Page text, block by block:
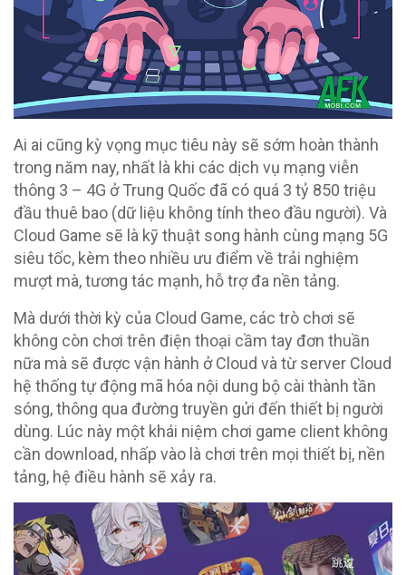
Ai ai cũng kỳ vọng mục tiêu này sẽ sớm hoàn thành
trong năm nay, nhất là khi các dịch vụ mạng viễn
thông 3 – 4G ở Trung Quốc đã có quá 3 tỷ 850 triệu
đầu thuê bao (dữ liệu không tính theo đầu người). Và
Cloud Game sẽ là kỹ thuật song hành cùng mạng 5G
siêu tốc, kèm theo nhiều ưu điểm về trải nghiệm
mượt mà, tương tác mạnh, hỗ trợ đa nền tảng.
Mà dưới thời kỳ của Cloud Game, các trò chơi sẽ
không còn chơi trên điện thoại cầm tay đơn thuần
nữa mà sẽ được vận hành ở Cloud và từ server Cloud
hệ thống tự động mã hóa nội dung bộ cài thành tần
sóng, thông qua đường truyền gửi đến thiết bị người
dùng. Lúc này một khái niệm chơi game client không
cần download, nhấp vào là chơi trên mọi thiết bị, nền
tảng, hệ điều hành sẽ xảy ra.